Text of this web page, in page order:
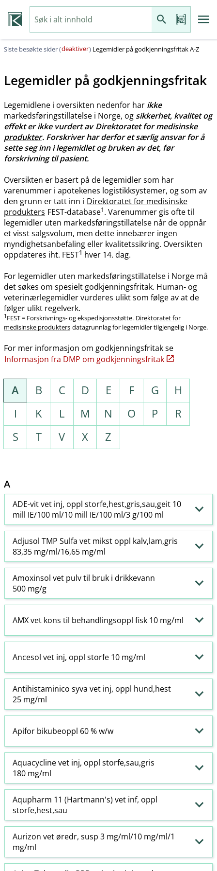
Siste besøkte sider (deaktiver) Legemidler på godkjenningsfritak A-Z
Legemidler på godkjenningsfritak
Legemidlene i oversikten nedenfor har ikke
markedsføringstillatelse i Norge, og sikkerhet, kvalitet og
effekt er ikke vurdert avDirektoratet for medisinske
produkter. Forskriver har derfor et særlig ansvar for å
sette seg inn i legemidlet og bruken av det, før
forskrivning til pasient.
Oversikten er basert på de legemidler som har
varenummer i apotekenes logistikksystemer, og som av
den grunn er tatt inn i Direktoratet for medisinske
produkters FEST-database1. Varenummer gis ofte til
legemidler uten markedsføringstillatelse når de oppnår
et visst salgsvolum, men dette innebærer ingen
myndighetsanbefaling eller kvalitetssikring. Oversikten
oppdateres iht. FEST1 hver 14. dag.
For legemidler uten markedsføringstillatelse i Norge må
det søkes om spesielt godkjenningsfritak. Human- og
veterinærlegemidler vurderes ulikt som følge av at de
følger ulikt regelverk.
1 FEST = Forskrivnings- og ekspedisjonsstøtte. Direktoratet for
medisinske produkters datagrunnlag for legemidler tilgjengelig i Norge.
For mer informasjon om godkjenningsfritak se
Informasjon fra DMP om godkjenningsfritak
A B C D E F G
H
I
K L M N O P
R
S
T V X Z
A
ADE-vit vet inj, oppl storfe,hest,gris,sau,geit 10
mill IE/100 ml/10 mill IE/100 ml/3 g/100 ml
Adjusol TMP Sulfa vet mikst oppl kalv,lam,gris
83,35 mg/ml/16,65 mg/ml
Amoxinsol vet pulv til bruk i drikkevann
500 mg/g
AMX vet kons til behandlingsoppl fisk 10 mg/ml
Ancesol vet inj, oppl storfe 10 mg/ml
Antihistaminico syva vet inj, oppl hund,hest
25 mg/ml
Apifor bikubeoppl 60 % w​/​w
Aquacycline vet inj, oppl storfe,sau,gris
180 mg/ml
Aqupharm 11 (Hartmann's) vet inf, oppl
storfe,hest,sau
Aurizon vet øredr, susp 3 mg/ml/10 mg/ml/1
mg/ml